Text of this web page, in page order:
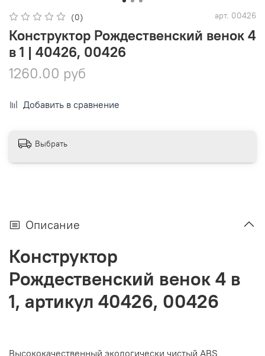
(0) арт. 00426
Конструктор Рождественский венок 4
в 1 | 40426, 00426
1260.00 руб
Добавить в сравнение
Выбрать
Описание
Конструктор
Рождественский венок 4 в
1, артикул 40426, 00426
Высококачественный экологически чистый ABS